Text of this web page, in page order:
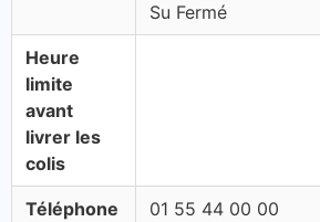
Su Fermé
Heure
limite
avant
livrer les
colis
Téléphone 01 55 44 00 00